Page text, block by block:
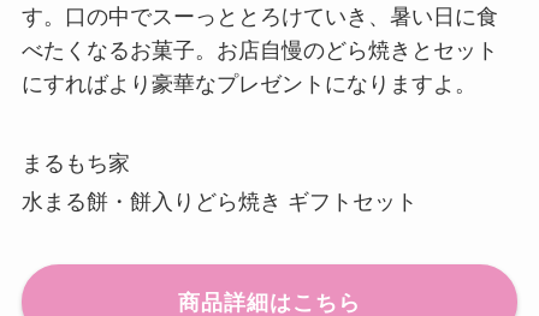
す。口の中でスーっととろけていき、暑い日に食
べたくなるお菓子。お店自慢のどら焼きとセット
にすればより豪華なプレゼントになりますよ。
まるもち家
水まる餅・餅入りどら焼き ギフトセット
商品詳細はこちら